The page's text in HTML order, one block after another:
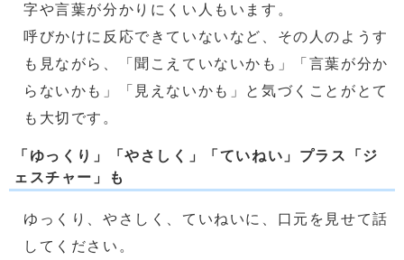
字や言葉が分かりにくい人もいます。
呼びかけに反応できていないなど、その人のようす
も見ながら、「聞こえていないかも」「言葉が分か
らないかも」「見えないかも」と気づくことがとて
も大切です。
「ゆっくり」「やさしく」「ていねい」プラス「ジ
ェスチャー」も
ゆっくり、やさしく、ていねいに、口元を見せて話
してください。